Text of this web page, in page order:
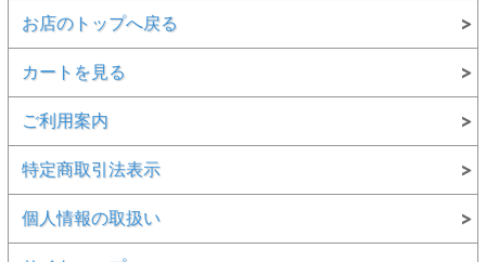
お店のトップへ戻る
カートを見る
ご利用案内
特定商取引法表示
個人情報の取扱い